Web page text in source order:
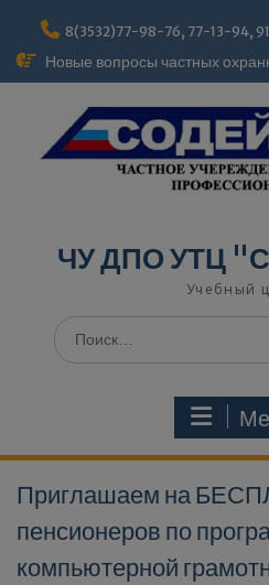
8(3532)77-98-76, 77-13-94,
Новые вопросы частных
ЧУ ДПО УТЦ
Учебный
Приглашаем на
пенсионеров по
компьютерной